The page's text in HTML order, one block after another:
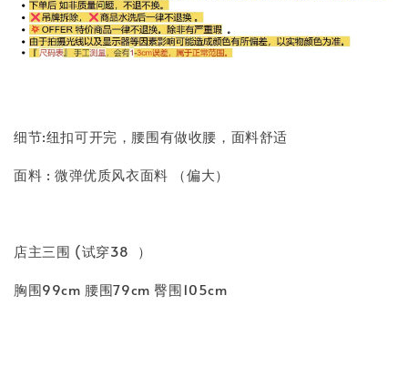
细节:纽扣可开完，腰围有做收腰，面料舒适
面料 : 微弹优质风衣面料 （偏大）
店主三围 (试穿38 ）
胸围99cm 腰围79cm 臀围105cm